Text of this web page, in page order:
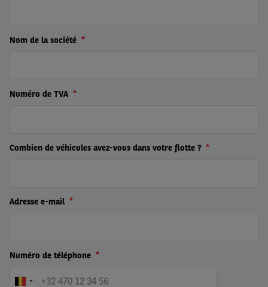
Nom de la société
Numéro de TVA
Combien de véhicules avez-vous dans votre flotte ?
Adresse e-mail
Numéro de téléphone